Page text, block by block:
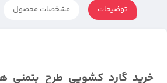
توضیحات مشخصات محصول